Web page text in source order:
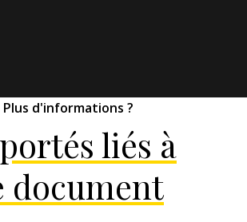
Plus d'informations ?
liés à
document